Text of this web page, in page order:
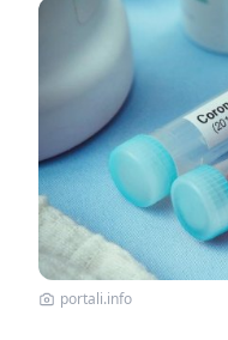
portali.info